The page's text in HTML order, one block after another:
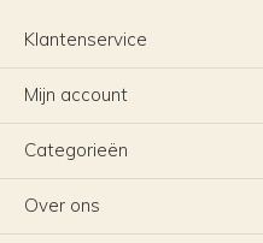
Klantenservice
Mijn account
Categorieën
Over ons